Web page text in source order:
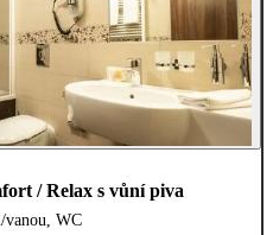
/ Relax s vůní piva
vanou, WC